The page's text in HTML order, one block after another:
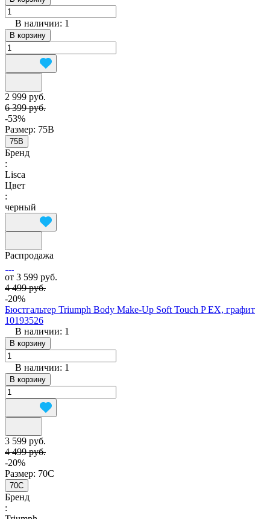
В наличии: 1
В корзину
2 999 руб.
6 399 руб.
-53%
Размер: 75B
75B
Бренд
:
Lisca
Цвет
:
черный
Распродажа
от 3 599 руб.
4 499 руб.
-20%
Бюстгальтер Triumph Body Make-Up Soft Touch P EX, графит
10193526
В наличии: 1
В корзину
В наличии: 1
В корзину
3 599 руб.
4 499 руб.
-20%
Размер: 70C
70C
Бренд
: